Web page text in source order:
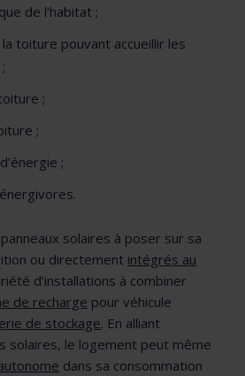
de l’habitat ;
toiture pouvant accueillir les
;
;
;
solaires à poser sur sa
ou directement intégrés au
d’installations à combiner
de recharge pour véhicule
de stockage. En alliant
solaires, le logement peut même
dans sa consommation